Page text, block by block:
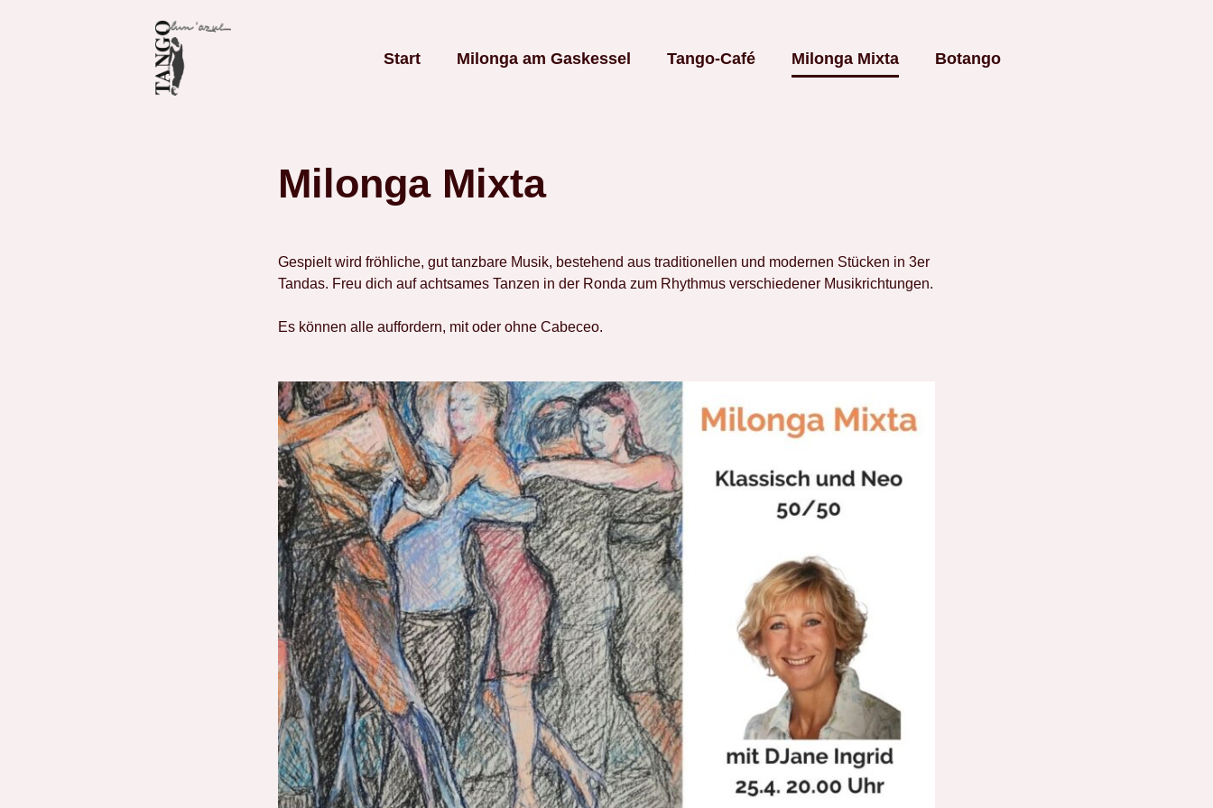
Start Milonga am Gaskessel Tango-Café Milonga Mixta Botango
Milonga Mixta
Gespielt wird fröhliche, gut tanzbare Musik, bestehend aus traditionellen und modernen Stücken in 3er
Tandas. Freu dich auf achtsames Tanzen in der Ronda zum Rhythmus verschiedener Musikrichtungen.
Es können alle auffordern, mit oder ohne Cabeceo.